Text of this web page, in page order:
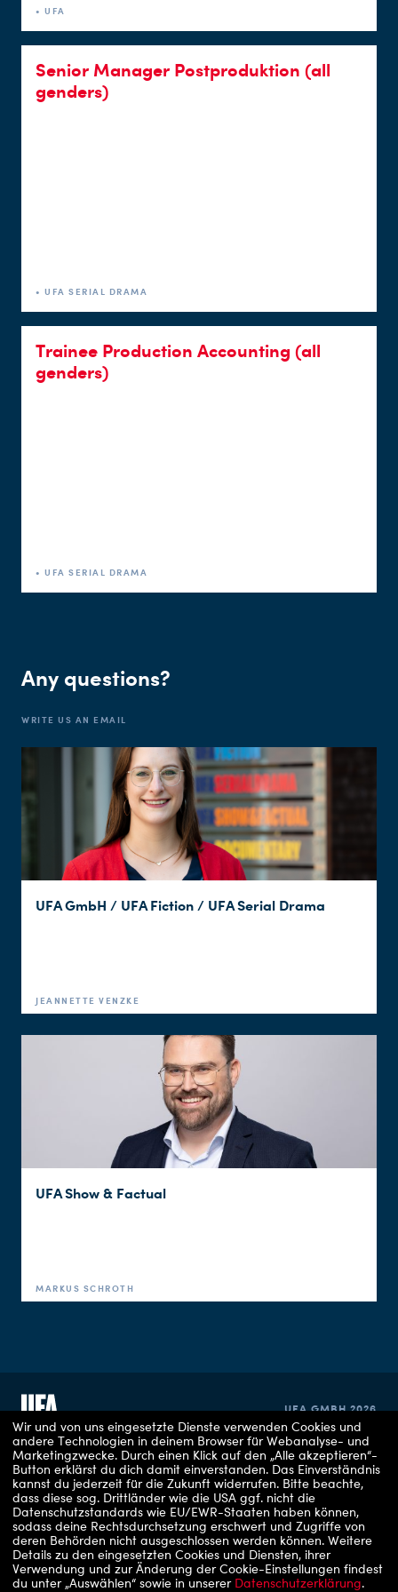
• UFA
Senior Manager Postproduktion (all
genders)
• UFA SERIAL DRAMA
Trainee Production Accounting (all
genders)
• UFA SERIAL DRAMA
Any questions?
WRITE US AN EMAIL
UFA GmbH / UFA Fiction / UFA Serial Drama
JEANNETTE VENZKE
UFA Show & Factual
MARKUS SCHROTH
IMPRINT
PRIVACY POLICY
COOKIE CONSENT
UFA GMBH 2026
Wir und von uns eingesetzte Dienste verwenden Cookies und
andere Technologien in deinem Browser für Webanalyse- und
Marketingzwecke. Durch einen Klick auf den „Alle akzeptieren“-
Button erklärst du dich damit einverstanden. Das Einverständnis
kannst du jederzeit für die Zukunft widerrufen. Bitte beachte,
dass diese sog. Drittländer wie die USA ggf. nicht die
Datenschutzstandards wie EU/EWR-Staaten haben können,
sodass deine Rechtsdurchsetzung erschwert und Zugriffe von
deren Behörden nicht ausgeschlossen werden können. Weitere
Details zu den eingesetzten Cookies und Diensten, ihrer
Verwendung und zur Änderung der Cookie-Einstellungen findest
du unter „Auswählen“ sowie in unserer Datenschutzerklärung.